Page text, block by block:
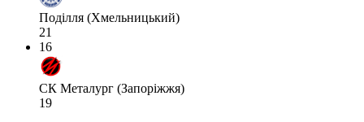
Поділля (Хмельницький)
21
16
СК Металург (Запоріжжя)
19